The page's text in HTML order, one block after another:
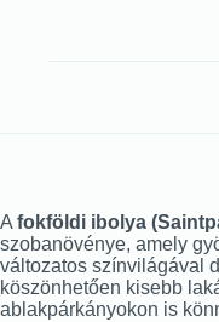
A fokföldi ibolya
szobanövénye, amely
változatos színvilágával
köszönhetően kisebb
ablakpárkányokon is